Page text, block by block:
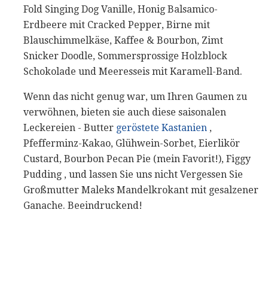
Fold Singing Dog Vanille, Honig Balsamico-
Erdbeere mit Cracked Pepper, Birne mit
Blauschimmelkäse, Kaffee & Bourbon, Zimt
Snicker Doodle, Sommersprossige Holzblock
Schokolade und Meeresseis mit Karamell-Band.
Wenn das nicht genug war, um Ihren Gaumen zu
verwöhnen, bieten sie auch diese saisonalen
Leckereien - Butter geröstete Kastanien ,
Pfefferminz-Kakao, Glühwein-Sorbet, Eierlikör
Custard, Bourbon Pecan Pie (mein Favorit!), Figgy
Pudding , und lassen Sie uns nicht Vergessen Sie
Großmutter Maleks Mandelkrokant mit gesalzener
Ganache. Beeindruckend!